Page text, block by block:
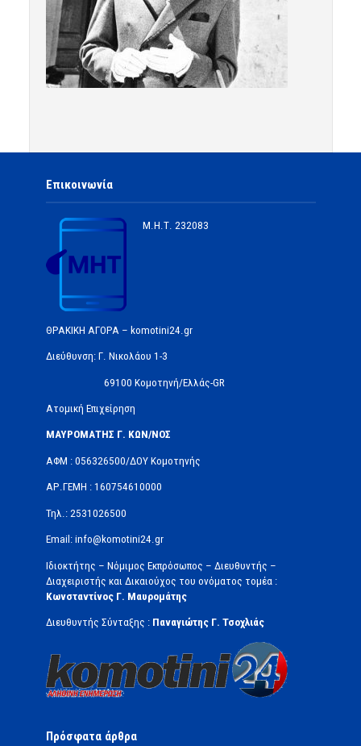
Επικοινωνία
Μ.Η.Τ. 232083
ΘΡΑΚΙΚΗ ΑΓΟΡΑ – komotini24.gr
Διεύθυνση: Γ. Νικολάου 1-3
69100 Κομοτηνή/Ελλάς-GR
Ατομική Επιχείρηση
ΜΑΥΡΟΜΑΤΗΣ Γ. ΚΩΝ/ΝΟΣ
ΑΦΜ : 056326500/ΔOΥ Κομοτηνής
ΑΡ.ΓΕΜΗ : 160754610000
Τηλ.: 2531026500
Email: info@komotini24.gr
Ιδιοκτήτης – Νόμιμος Εκπρόσωπος – Διευθυντής –
Διαχειριστής και Δικαιούχος του ονόματος τομέα :
Κωνσταντίνος Γ. Μαυρομάτης
Διευθυντής Σύνταξης : Παναγιώτης Γ. Τσοχλιάς
Πρόσφατα άρθρα